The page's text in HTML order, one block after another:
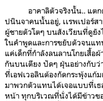
อาคาลิตัวจริงนั้น.. แต
ปนินจาคนนั้นอยู่, เเรพเปอร์ส
ผู้ชายตัวโตๆ บนสังเวียนที่ดูยั
ในคำพูดและการขยับตัวจนแ
แค่เด็กที่กำลังลนลานโกยเสื้อ
กันบนเตียง ปัดๆ ฝุ่นอย่างกับ
ที่เอฟเวอลินต้องกัดกระพุ้งแก้
มาพวกตัวแทนได้เจอแบบที่เธ
หน้า ทุกบริเวณที่นั่งได้มีข้าวข